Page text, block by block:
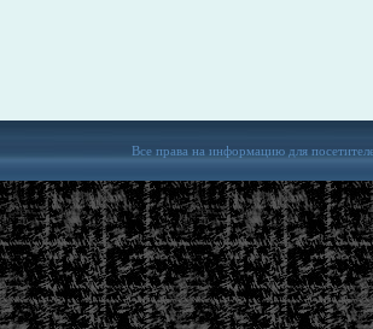
Все права на информацию для